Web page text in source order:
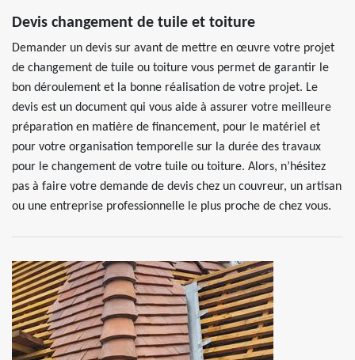
Devis changement de tuile et toiture
Demander un devis sur avant de mettre en œuvre votre projet
de changement de tuile ou toiture vous permet de garantir le
bon déroulement et la bonne réalisation de votre projet. Le
devis est un document qui vous aide à assurer votre meilleure
préparation en matière de financement, pour le matériel et
pour votre organisation temporelle sur la durée des travaux
pour le changement de votre tuile ou toiture. Alors, n’hésitez
pas à faire votre demande de devis chez un couvreur, un artisan
ou une entreprise professionnelle le plus proche de chez vous.